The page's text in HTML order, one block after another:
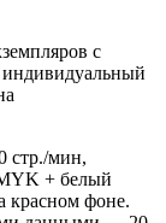
с
индивидуальный
стр./мин,
+ белый
красном фоне.